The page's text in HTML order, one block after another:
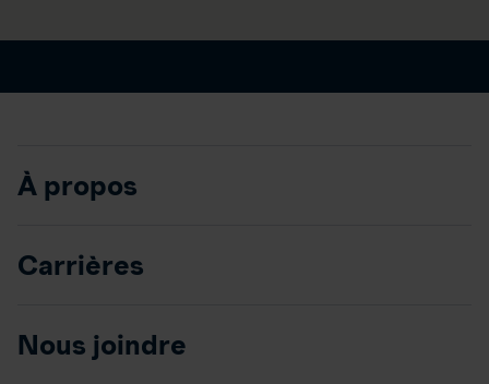
À propos
Carrières
Nous joindre